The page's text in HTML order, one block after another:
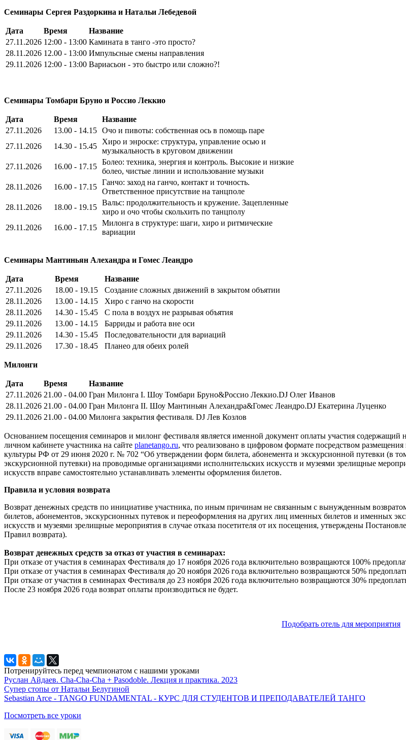
Семинары Сергея Раздоркина и Натальи Лебедевой
Дата Время
Название
27.11.2026 12:00 - 13:00 Камината в танго -это просто?
28.11.2026 12.00 - 13:00 Импульсные смены направления
29.11.2026 12:00 - 13:00 Вариасьон - это быстро или сложно?!
Семинары Томбари Бруно и Россио Леккио
Дата Время
Название
27.11.2026
13.00 - 14.15 Очо и пивоты: собственная ось в помощь паре
27.11.2026
14.30 - 15.45
Хиро и энроске: структура, управление осью и
музыкальность в круговом движении
27.11.2026
16.00 - 17.15
Болео: техника, энергия и контроль. Высокие и низкие
болео, чистые линии и использование музыки
28.11.2026
16.00 - 17.15
Ганчо: заход на ганчо, контакт и точность.
Ответственное присутствие на танцполе
28.11.2026
18.00 - 19.15
Вальс: продолжительность и кружение. Зацепленные
хиро и очо чтобы скольхить по танцполу
29.11.2026
16.00 - 17.15
Милонга в структуре: шаги, хиро и ритмические
вариации
Семинары Мантиньян Алехандра и Гомес Леандро
Дата Время
Название
27.11.2026
18.00 - 19.15
Создание сложных движений в закрытом объятии
28.11.2026
13.00 - 14.15
Хиро с ганчо на скорости
28.11.2026
14.30 - 15.45
С пола в воздух не разрывая объятия
29.11.2026
13.00 - 14.15
Барриды и работа вне оси
29.11.2026
14.30 - 15.45
Последовательности для вариаций
29.11.2026
17.30 - 18.45 Планео для обеих ролей
Милонги
Дата Время
Название
27.11.2026 21.00 - 04.00 Гран Милонга I. Шоу Томбари Бруно&Россио Леккио.DJ Олег Иванов
28.11.2026 21.00 - 04.00 Гран Милонга II. Шоу Мантиньян Алехандра&Гомес Леандро.DJ Екатерина Луценко
29.11.2026 21.00 - 04.00 Милонга закрытия фестиваля. DJ Лев Козлов
Основанием посещения семинаров и милонг фестиваля является именной документ оплаты участия
личном кабинете участника на сайте planetango.ru, что реализовано в цифровом формате посредством
культуры РФ от 29 июня 2020 г. № 702 “Об утверждении форм билета, абонемента и экскурсионной путевки (в
экскурсионной путевки) на проводимые организациями исполнительских искусств и музеями зрелищные
искусств вправе самостоятельно устанавливать элементы оформления билетов.
Правила и условия возврата
Возврат денежных средств по инициативе участника, по иным причинам не связанным с вынужденным
билетов, абонементов, экскурсионных путевок и переоформления на других лиц именных билетов и именных
искусств и музеями зрелищные мероприятия в случае отказа посетителя от их посещения, утверждены
Правил возврата).
Возврат денежных средств за отказ от участия в семинарах:
При отказе от участия в семинарах Фестиваля до 17 ноября 2026 года включительно возвращаются 100%
При отказе от участия в семинарах Фестиваля до 20 ноября 2026 года включительно возвращаются 50%
При отказе от участия в семинарах Фестиваля до 23 ноября 2026 года включительно возвращаются 30%
После 23 ноября 2026 года возврат оплаты производиться не будет.
Подобрать отель для мероприятия
Потренируйтесь перед чемпионатом с нашими уроками
Руслан Айдаев. Cha-Cha-Cha + Pasodoble. Лекция и практика. 2023
Супер стопы от Натальи Белугиной
Sebastian Arce - TANGO FUNDAMENTAL - КУРС ДЛЯ СТУДЕНТОВ И ПРЕПОДАВАТЕЛЕЙ ТАНГО
Посмотреть все уроки